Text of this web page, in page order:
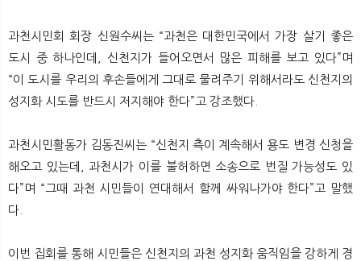
과천시민회 회장 신원수씨는 “과천은 대한민국에서 가장 살기 좋은
도시 중 하나인데, 신천지가 들어오면서 많은 피해를 보고 있다”며
“이 도시를 우리의 후손들에게 그대로 물려주기 위해서라도 신천지의
성지화 시도를 반드시 저지해야 한다”고 강조했다.
과천시민활동가 김동진씨는 “신천지 측이 계속해서 용도 변경 신청을
해오고 있는데, 과천시가 이를 불허하면 소송으로 번질 가능성도 있
다”며 “그때 과천 시민들이 연대해서 함께 싸워나가야 한다”고 말했
다.
이번 집회를 통해 시민들은 신천지의 과천 성지화 움직임을 강하게 경